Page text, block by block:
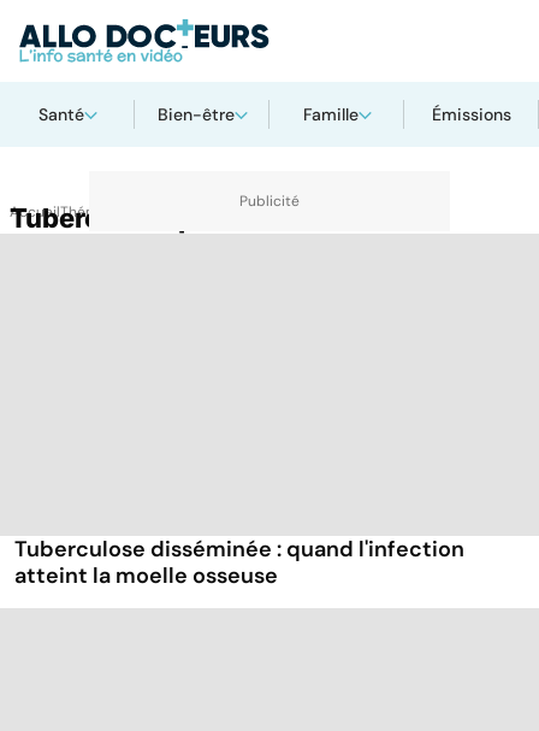
Santé Bien-être Famille Émissions
AccueilThématiques
Tuberculose pulmonaire
Tuberculose disséminée : quand l'infection
atteint la moelle osseuse